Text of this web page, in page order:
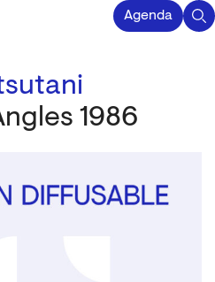
Agenda
1986